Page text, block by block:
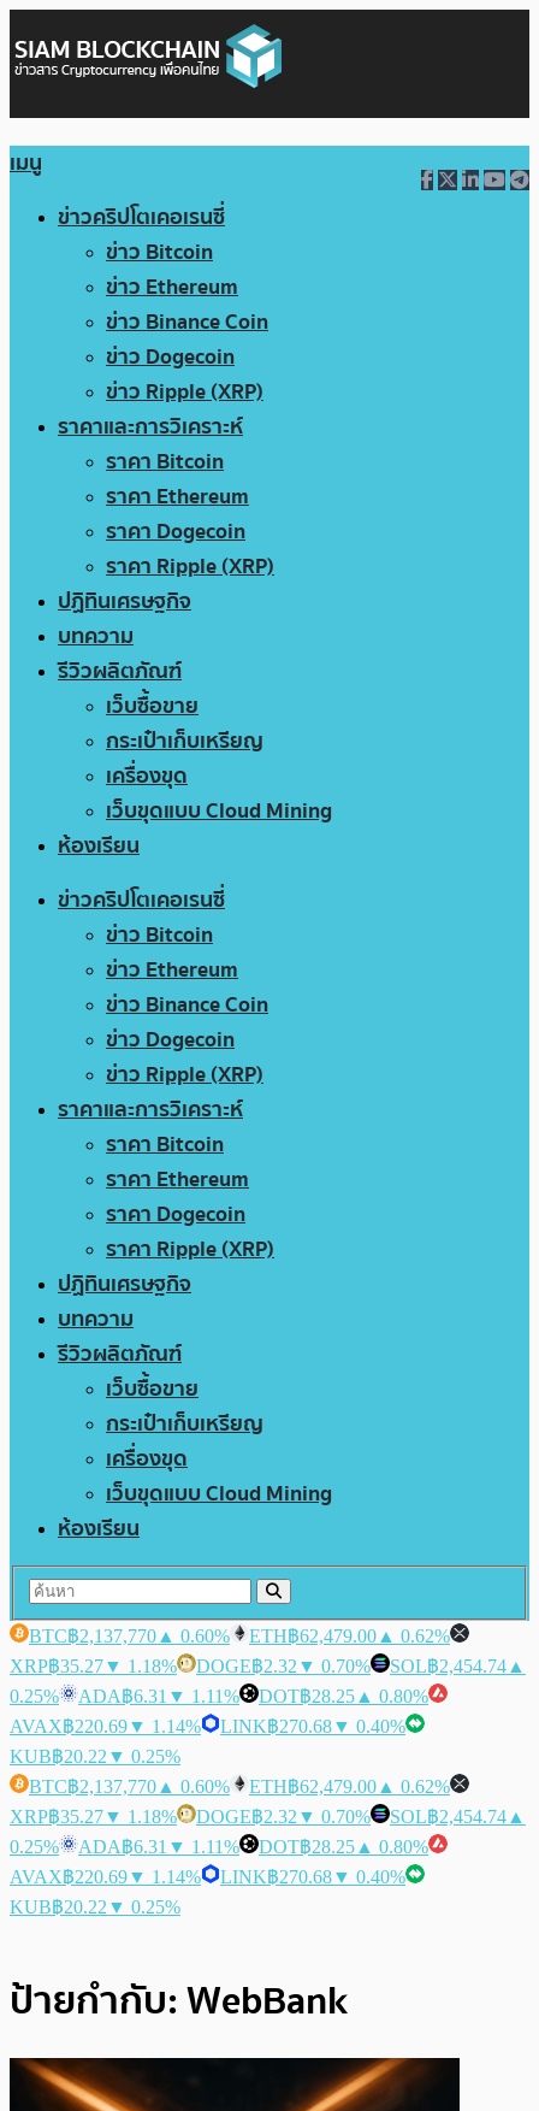
เมนู
ข่าวคริปโตเคอเรนซี่
ข่าว Bitcoin
ข่าว Ethereum
ข่าว Binance Coin
ข่าว Dogecoin
ข่าว Ripple (XRP)
ราคาและการวิเคราะห์
ราคา Bitcoin
ราคา Ethereum
ราคา Dogecoin
ราคา Ripple (XRP)
ปฏิทินเศรษฐกิจ
บทความ
รีวิวผลิตภัณฑ์
เว็บซื้อขาย
กระเป๋าเก็บเหรียญ
เครื่องขุด
เว็บขุดแบบ Cloud Mining
ห้องเรียน
ข่าวคริปโตเคอเรนซี่
ข่าว Bitcoin
ข่าว Ethereum
ข่าว Binance Coin
ข่าว Dogecoin
ข่าว Ripple (XRP)
ราคาและการวิเคราะห์
ราคา Bitcoin
ราคา Ethereum
ราคา Dogecoin
ราคา Ripple (XRP)
ปฏิทินเศรษฐกิจ
บทความ
รีวิวผลิตภัณฑ์
เว็บซื้อขาย
กระเป๋าเก็บเหรียญ
เครื่องขุด
เว็บขุดแบบ Cloud Mining
ห้องเรียน
BTC฿2,137,770 ▲ 0.60% ETH฿62,479.00 ▲ 0.62%
XRP฿35.27▼ 1.18% DOGE฿2.32 ▼ 0.70% SOL฿2,454.74 ▲
0.25%
ADA฿6.31 ▼ 1.11% DOT฿28.25 ▲ 0.80%
AVAX฿220.69▼ 1.14% LINK฿270.68▼ 0.40%
KUB฿20.22 ▼ 0.25%
BTC฿2,137,770 ▲ 0.60% ETH฿62,479.00 ▲ 0.62%
XRP฿35.27▼ 1.18% DOGE฿2.32 ▼ 0.70% SOL฿2,454.74 ▲
0.25%
ADA฿6.31 ▼ 1.11% DOT฿28.25 ▲ 0.80%
AVAX฿220.69▼ 1.14% LINK฿270.68▼ 0.40%
KUB฿20.22 ▼ 0.25%
ป้ายกำกับ:WebBank